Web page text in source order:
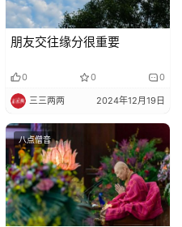
朋友交往缘分很重要
0 0 0
三三两两 2024年12月19日
八点僧音